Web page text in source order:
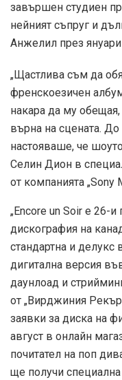
завършен студиен
нейният съпруг и
Анжелил през януари
„Щастлива съм да
френскоезичен
накара да му
върна на сцената.
настояваше, че
Селин Дион в
от компанията „Sony
„Encore un Soir е 26-
дискография на
стандартна и делукс
дигитална версия
даунлоад и
от „Вирджиния
заявки за диска на
август в онлайн
почитател на поп
ще получи специална